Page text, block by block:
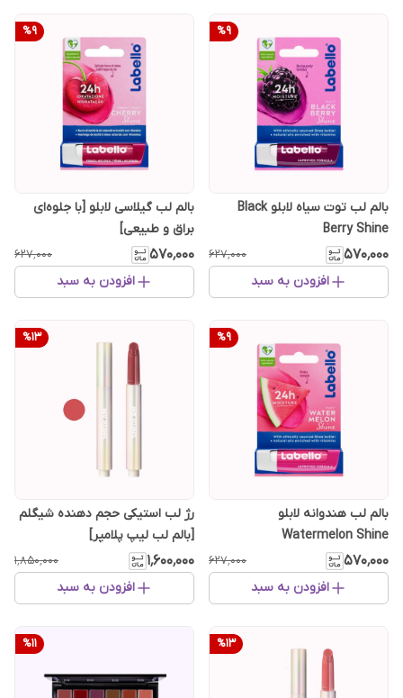
%9
بالم لب توت سیاه لابلو Black
Berry Shine
۵۷۰٬۰۰۰ ۶۲۷٬۰۰۰
افزودن به سبد
%9
بالم لب گیلاسی لابلو [با جلوه‌ای
براق و طبیعی]
۵۷۰٬۰۰۰ ۶۲۷٬۰۰۰
افزودن به سبد
%9
بالم لب هندوانه لابلو
Watermelon Shine
۵۷۰٬۰۰۰ ۶۲۷٬۰۰۰
افزودن به سبد
%13
رژ لب استیکی حجم دهنده شیگلم
[بالم لب لیپ پلامپر]
۱٬۶۰۰٬۰۰۰ ۱٬۸۵۰٬۰۰۰
افزودن به سبد
%13
%11